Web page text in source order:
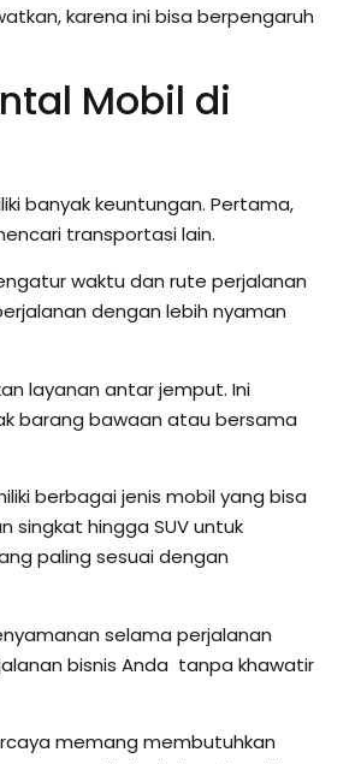
karena ini bisa berpengaruh
Mobil di
banyak keuntungan. Pertama,
transportasi lain.
waktu dan rute perjalanan
dengan lebih nyaman
layanan antar jemput. Ini
barang bawaan atau bersama
berbagai jenis mobil yang bisa
singkat hingga SUV untuk
paling sesuai dengan
selama perjalanan
bisnis Anda tanpa khawatir
memang membutuhkan